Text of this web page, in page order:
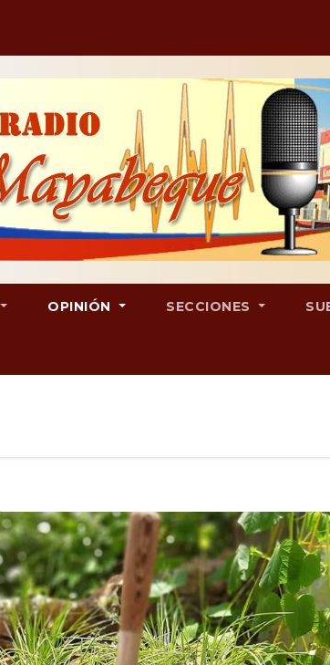
OPINIÓN SECCIONES